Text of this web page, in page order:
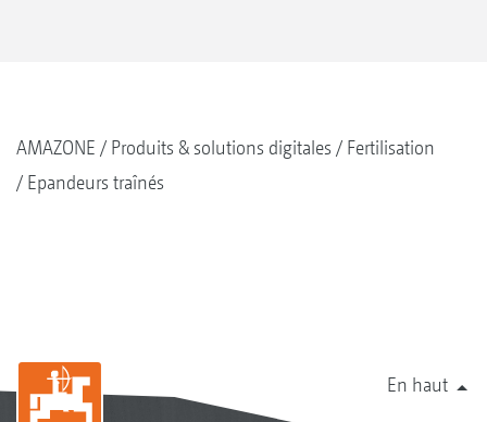
AMAZONE Produits & solutions digitales
Fertilisation
Epandeurs traînés
En haut